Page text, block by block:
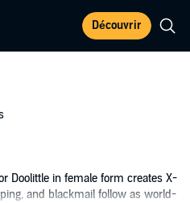
Découvrir
Doolittle in female form creates X-
and blackmail follow as world-